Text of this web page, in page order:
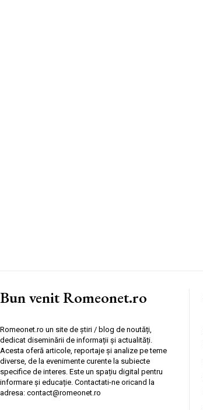
Bun venit Romeonet.ro
Romeonet.ro un site de știri / blog de noutăți,
dedicat diseminării de informații și actualități.
Acesta oferă articole, reportaje și analize pe teme
diverse, de la evenimente curente la subiecte
specifice de interes. Este un spațiu digital pentru
informare și educație. Contactati-ne oricand la
adresa: contact@romeonet.ro